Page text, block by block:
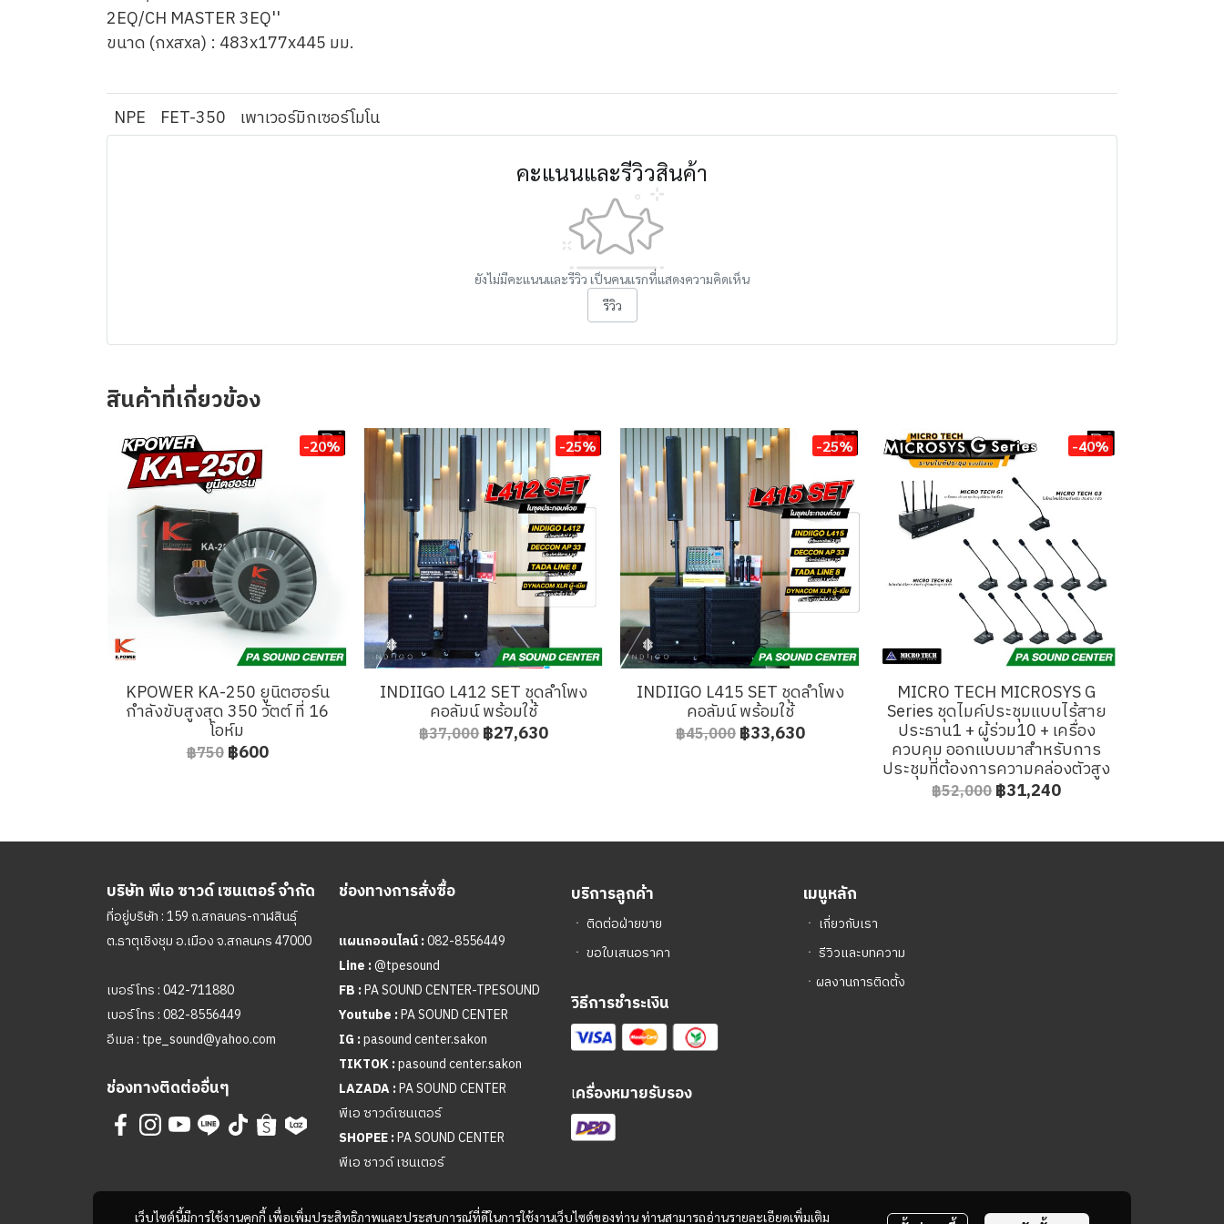
2EQ/CH MASTER 3EQ''
ขนาด (กxสxล) : 483x177x445 มม.
NPE FET-350 เพาเวอร์มิกเซอร์โมโน
คะแนนและรีวิวสินค้า
ยังไม่มีคะแนนและรีวิว เป็นคนแรกที่แสดงความคิดเห็น
รีวิว
สินค้าที่เกี่ยวข้อง
-20%
KPOWER KA-250 ยูนิตฮอร์น
กำลังขับสูงสุด 350 วัตต์ ที่ 16
โอห์ม
฿750฿600
-25%
INDIIGO L412 SET ชุดลำโพง
คอลัมน์ พร้อมใช้
฿37,000฿27,630
-25%
INDIIGO L415 SET ชุดลำโพง
คอลัมน์ พร้อมใช้
฿45,000฿33,630
-40%
MICRO TECH MICROSYS G
Series ชุดไมค์ประชุมแบบไร้สาย
ประธาน1 + ผู้ร่วม10 + เครื่อง
ควบคุม ออกแบบมาสำหรับการ
ประชุมที่ต้องการความคล่องตัวสูง
฿52,000฿31,240
เว็บไซต์นี้มีการใช้งานคุกกี้ เพื่อเพิ่มประสิทธิภาพและประสบการณ์ที่ดีในการใช้งานเว็บไซต์ของท่าน ท่านสามารถอ่านรายละเอียดเพิ่มเติม
บริษัท พีเอ ซาวด์ เซนเตอร์ จำกัด
ที่อยู่บริษัท : 159 ถ.สกลนคร-กาฬสินธุ์
ต.ธาตุเชิงชุม อ.เมือง จ.สกลนคร 47000
เบอร์โทร :042-711880
เบอร์โทร :082-8556449
อีเมล : tpe_sound@yahoo.com
ช่องทางติดต่ออื่นๆ
ช่องทางการสั่งซื้อ
แผนกออนไลน์ :082-8556449
Line :@tpesound
FB :PA SOUND CENTER-TPESOUND
Youtube :PA SOUND CENTER
IG :pasound center.sakon
TIKTOK :pasound center.sakon
LAZADA :PA SOUND CENTER
พีเอ ซาวด์เซนเตอร์
SHOPEE :PA SOUND CENTER
พีเอ ซาวด์ เซนเตอร์
บริการลูกค้า
ㆍ ติดต่อฝ่ายขาย
ㆍ ขอใบเสนอราคา
วิธีการชำระเงิน
เครื่องหมายรับรอง
เมนูหลัก
ㆍ เกี่ยวกับเรา
ㆍ รีวิวและบทความ
ㆍ ผลงานการติดตั้ง